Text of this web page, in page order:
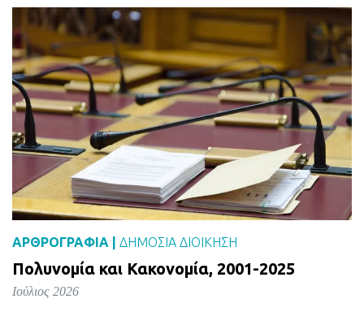
ΑΡΘΡΟΓΡΑΦΙΑ | ΔΗΜΌΣΙΑ ΔΙΟΊΚΗΣΗ
Πολυνομία και Κακονομία, 2001-2025
Ιούλιος 2026